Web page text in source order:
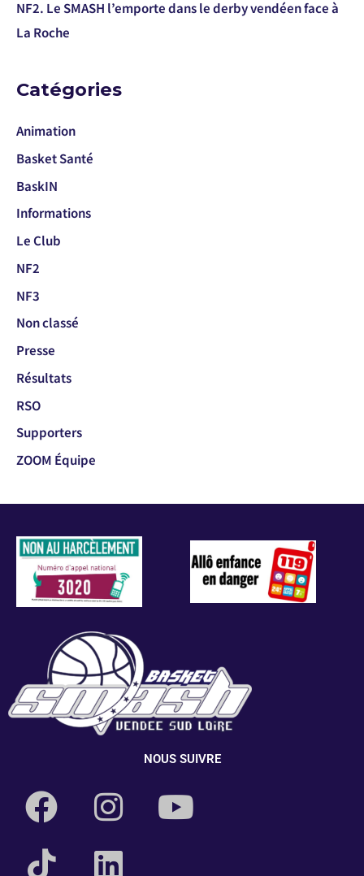
NF2. Le SMASH l’emporte dans le derby vendéen face à
La Roche
Catégories
Animation
Basket Santé
BaskIN
Informations
Le Club
NF2
NF3
Non classé
Presse
Résultats
RSO
Supporters
ZOOM Équipe
NOUS SUIVRE